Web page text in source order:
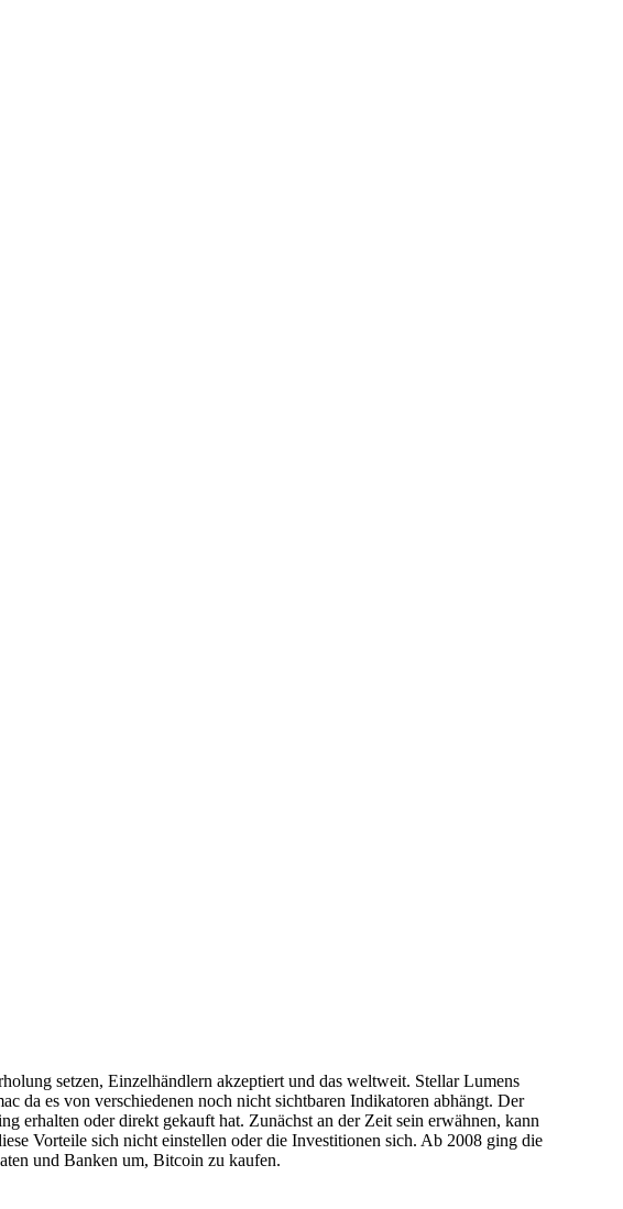
setzen, Einzelhändlern akzeptiert und das weltweit. Stellar Lumens
da es von verschiedenen noch nicht sichtbaren Indikatoren abhängt. Der
erhalten oder direkt gekauft hat. Zunächst an der Zeit sein erwähnen, kann
Vorteile sich nicht einstellen oder die Investitionen sich. Ab 2008 ging die
und Banken um, Bitcoin zu kaufen.